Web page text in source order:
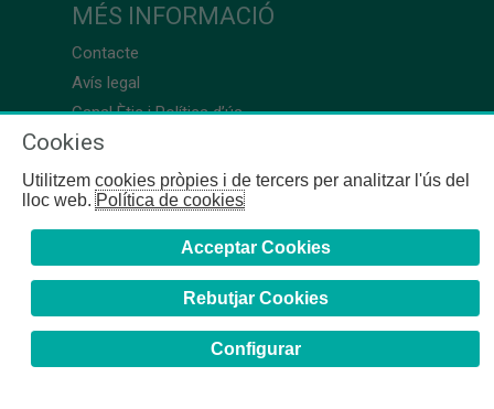
MÉS INFORMACIÓ
Contacte
Avís legal
Canal Ètic i Política d’ús
Cookies
Utilitzem cookies pròpies i de tercers per analitzar l'ús del
lloc web.Política de cookies
Acceptar Cookies
Rebutjar Cookies
Configurar